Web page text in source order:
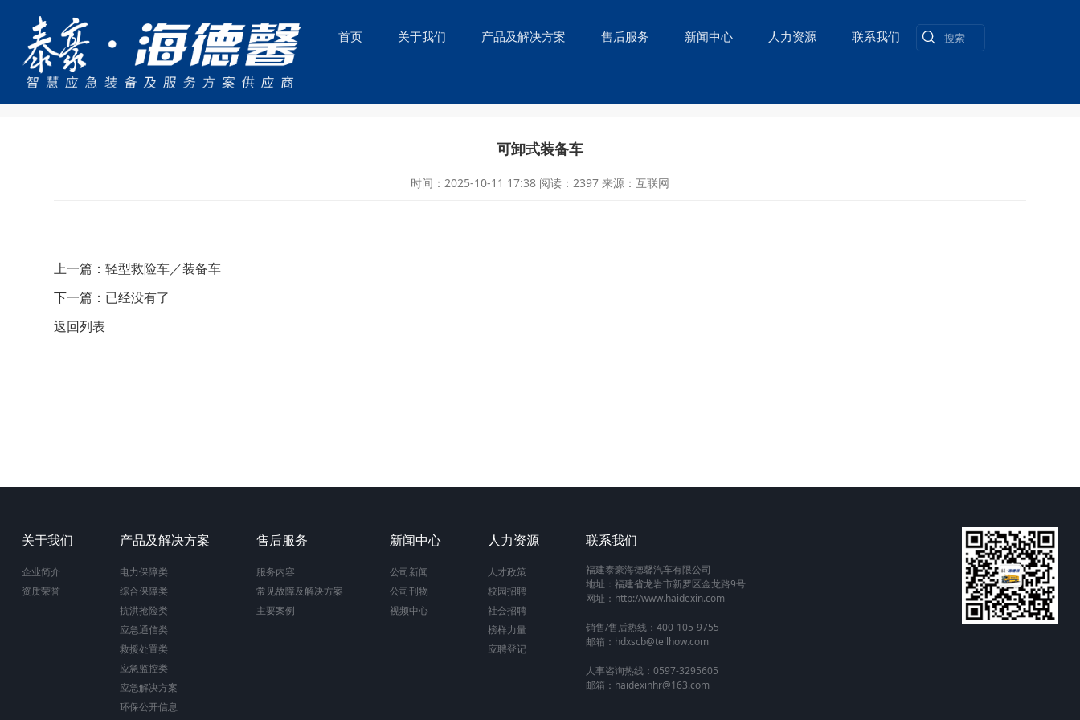
首页 关于我们 产品及解决方案 售后服务 新闻中心 人力资源 联系我们
可卸式装备车
时间：2025-10-11 17:38 阅读：2397 来源：互联网
上一篇：轻型救险车／装备车
下一篇：已经没有了
返回列表
关于我们
企业简介
资质荣誉
产品及解决方案
电力保障类
综合保障类
抗洪抢险类
应急通信类
救援处置类
应急监控类
应急解决方案
环保公开信息
售后服务
服务内容
常见故障及解决方案
主要案例
新闻中心
公司新闻
公司刊物
视频中心
人力资源
人才政策
校园招聘
社会招聘
榜样力量
应聘登记
联系我们
福建泰豪海德馨汽车有限公司
地址：福建省龙岩市新罗区金龙路9号
网址：http://www.haidexin.com
销售/售后热线：400-105-9755
邮箱：hdxscb@tellhow.com
人事咨询热线：0597-3295605
邮箱：haidexinhr@163.com